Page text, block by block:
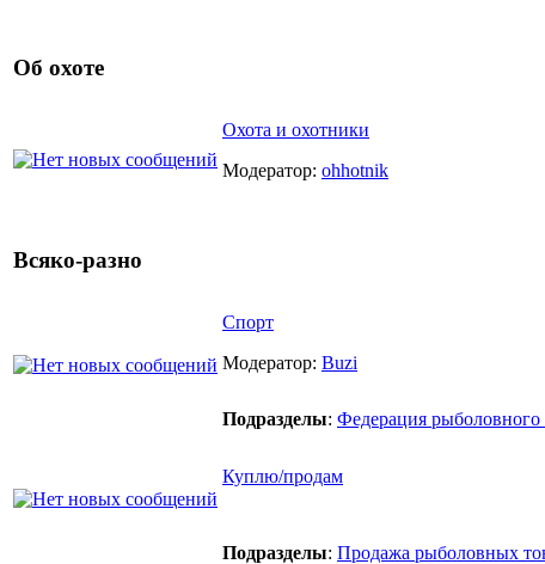
Об охоте
Охота и охотники
Модератор: ohhotnik
Всяко-разно
Спорт
Модератор: Buzi
Подразделы: Федерация рыболовного
Куплю/продам
Подразделы: Продажа рыболовных